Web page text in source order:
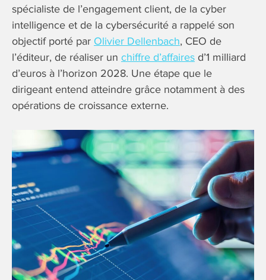
spécialiste de l’engagement client, de la cyber
intelligence et de la cybersécurité a rappelé son
objectif porté par Olivier Dellenbach, CEO de
l’éditeur, de réaliser un chiffre d’affaires d’1 milliard
d’euros à l’horizon 2028. Une étape que le
dirigeant entend atteindre grâce notamment à des
opérations de croissance externe.